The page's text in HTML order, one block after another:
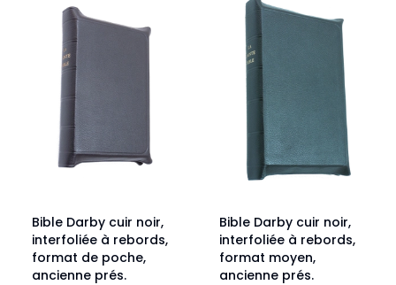
Bible Darby cuir noir,
interfoliée à rebords,
format de poche,
ancienne prés.
Bible Darby cuir noir,
interfoliée à rebords,
format moyen,
ancienne prés.